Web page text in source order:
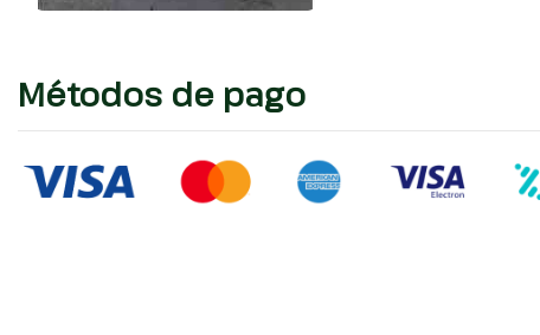
Métodos de pago